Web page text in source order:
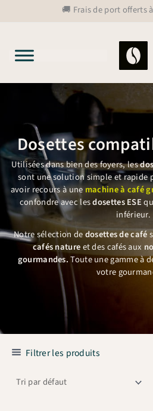
🚚 Frais de port offerts
Dosettes
Utilisées dans bien des foyers, les
sont une solution simple et rapide
avoir recours à une machine à café
confondre avec lesdosettes ESE
inférieur.
Notre sélection dedosettes de café
cafés natureet des cafés aux
gourmandes.Toute une gamme à
votre
Filtrer les produits